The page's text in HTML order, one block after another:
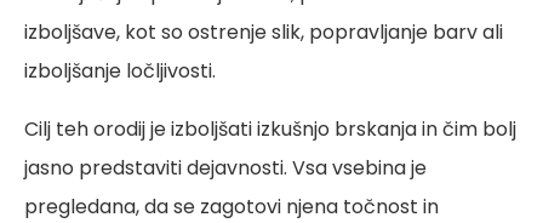
izboljšave, kot so ostrenje slik, popravljanje barv ali
izboljšanje ločljivosti.
Cilj teh orodij je izboljšati izkušnjo brskanja in čim bolj
jasno predstaviti dejavnosti. Vsa vsebina je
pregledana, da se zagotovi njena točnost in